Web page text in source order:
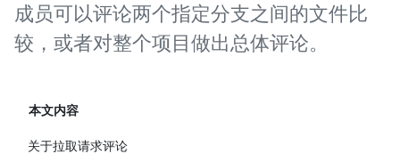
成员可以评论两个指定分支之间的文件比
较，或者对整个项目做出总体评论。
本文内容
关于拉取请求评论